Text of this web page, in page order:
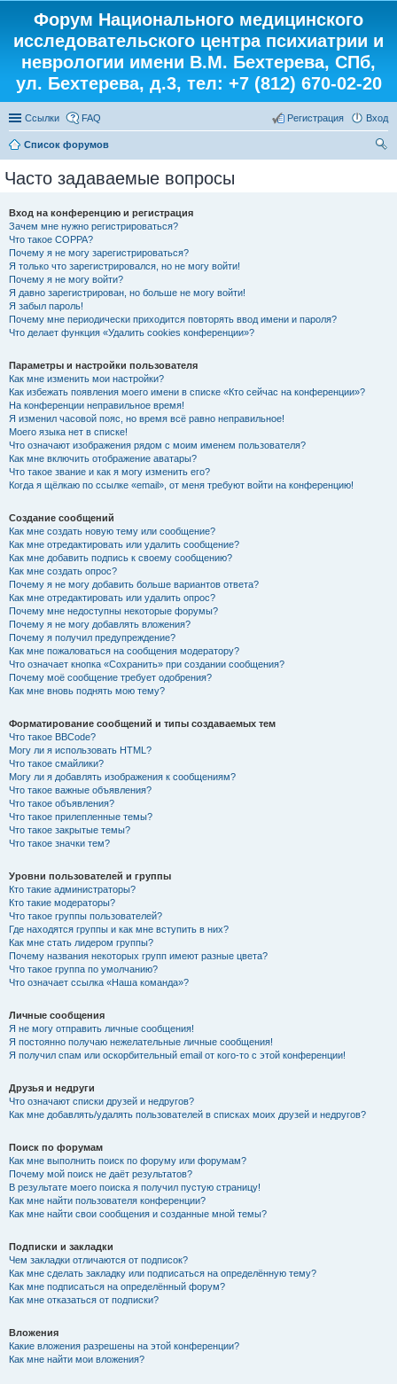
Форум Национального медицинского
исследовательского центра психиатрии и
неврологии имени В.М. Бехтерева, СПб,
ул. Бехтерева, д.3, тел: +7 (812) 670-02-20
Ссылки FAQ Вход
Регистрация
Список форумов
Часто задаваемые вопросы
Вход на конференцию и регистрация
Зачем мне нужно регистрироваться?
Что такое COPPA?
Почему я не могу зарегистрироваться?
Я только что зарегистрировался, но не могу войти!
Почему я не могу войти?
Я давно зарегистрирован, но больше не могу войти!
Я забыл пароль!
Почему мне периодически приходится повторять ввод имени и пароля?
Что делает функция «Удалить cookies конференции»?
Параметры и настройки пользователя
Как мне изменить мои настройки?
Как избежать появления моего имени в списке «Кто сейчас на конференции»?
На конференции неправильное время!
Я изменил часовой пояс, но время всё равно неправильное!
Моего языка нет в списке!
Что означают изображения рядом с моим именем пользователя?
Как мне включить отображение аватары?
Что такое звание и как я могу изменить его?
Когда я щёлкаю по ссылке «email», от меня требуют войти на конференцию!
Создание сообщений
Как мне создать новую тему или сообщение?
Как мне отредактировать или удалить сообщение?
Как мне добавить подпись к своему сообщению?
Как мне создать опрос?
Почему я не могу добавить больше вариантов ответа?
Как мне отредактировать или удалить опрос?
Почему мне недоступны некоторые форумы?
Почему я не могу добавлять вложения?
Почему я получил предупреждение?
Как мне пожаловаться на сообщения модератору?
Что означает кнопка «Сохранить» при создании сообщения?
Почему моё сообщение требует одобрения?
Как мне вновь поднять мою тему?
Форматирование сообщений и типы создаваемых тем
Что такое BBCode?
Могу ли я использовать HTML?
Что такое смайлики?
Могу ли я добавлять изображения к сообщениям?
Что такое важные объявления?
Что такое объявления?
Что такое прилепленные темы?
Что такое закрытые темы?
Что такое значки тем?
Уровни пользователей и группы
Кто такие администраторы?
Кто такие модераторы?
Что такое группы пользователей?
Где находятся группы и как мне вступить в них?
Как мне стать лидером группы?
Почему названия некоторых групп имеют разные цвета?
Что такое группа по умолчанию?
Что означает ссылка «Наша команда»?
Личные сообщения
Я не могу отправить личные сообщения!
Я постоянно получаю нежелательные личные сообщения!
Я получил спам или оскорбительный email от кого-то с этой конференции!
Друзья и недруги
Что означают списки друзей и недругов?
Как мне добавлять/удалять пользователей в списках моих друзей и недругов?
Поиск по форумам
Как мне выполнить поиск по форуму или форумам?
Почему мой поиск не даёт результатов?
В результате моего поиска я получил пустую страницу!
Как мне найти пользователя конференции?
Как мне найти свои сообщения и созданные мной темы?
Подписки и закладки
Чем закладки отличаются от подписок?
Как мне сделать закладку или подписаться на определённую тему?
Как мне подписаться на определённый форум?
Как мне отказаться от подписки?
Вложения
Какие вложения разрешены на этой конференции?
Как мне найти мои вложения?